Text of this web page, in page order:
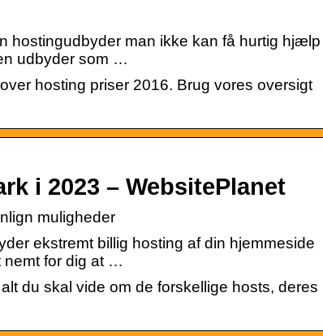
hostingudbyder man ikke kan få hurtig hjælp
udbyder som …
hosting priser 2016. Brug vores oversigt
i 2023 – WebsitePlanet
muligheder
ekstremt billig hosting af din hjemmeside
nemt for dig at …
du skal vide om de forskellige hosts, deres